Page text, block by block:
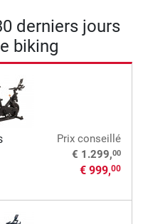
derniers jours
biking
Prix conseillé
€ 1.299,00
€ 999,00